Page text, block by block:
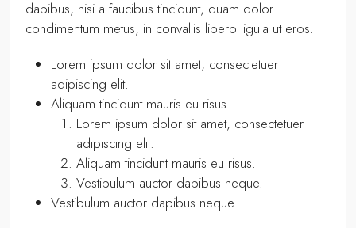
dapibus, nisi a faucibus tincidunt, quam dolor
condimentum metus, in convallis libero ligula ut eros.
Lorem ipsum dolor sit amet, consectetuer
adipiscing elit.
Aliquam tincidunt mauris eu risus.
Lorem ipsum dolor sit amet, consectetuer
adipiscing elit.
Aliquam tincidunt mauris eu risus.
Vestibulum auctor dapibus neque.
Vestibulum auctor dapibus neque.